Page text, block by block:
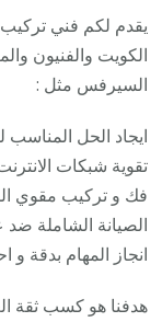
يقدم لكم فني
الكويت والفنيون
السيرفس مثل :
ايجاد الحل
تقوية شبكات
فك و تركيب مقوي
الصيانة الشاملة
انجاز المهام بدقة و
هدفنا هو كسب ثقة